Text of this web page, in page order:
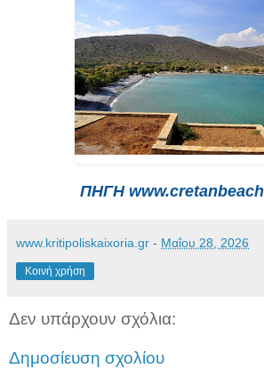
ΠΗΓΗ
www.kritipoliskaixoria.gr - Μαΐου 28, 2026
Κοινή χρήση
Δεν υπάρχουν σχόλια:
Δημοσίευση σχολίου